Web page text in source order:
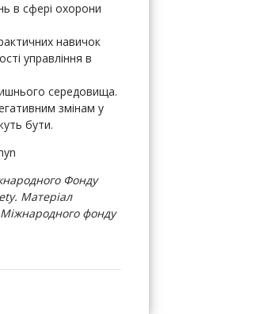
в сфері охорони
навичок
управління в
середовища.
змінам у
бути.
Фонду
Матеріал
Міжнародного фонду